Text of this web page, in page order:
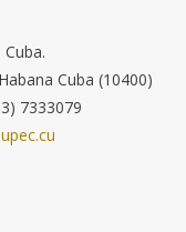
Cuba (10400)
7333079